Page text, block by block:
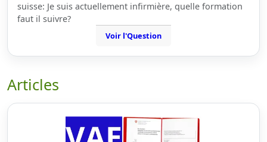
suisse: Je suis actuellement infirmière, quelle formation
faut il suivre?
Voir l'Question
Articles